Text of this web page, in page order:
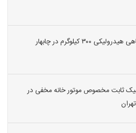
۳۰۰ کیلوگرم در چابهار
ثابت مخصوص موتور خانه مخفی در